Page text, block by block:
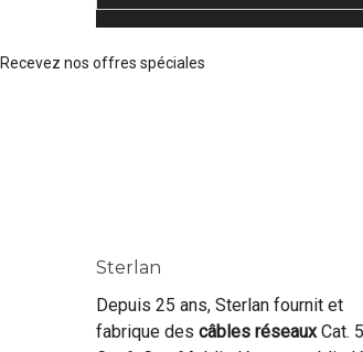
Recevez nos offres spéciales
Sterlan
Depuis 25 ans, Sterlan fournit et
fabrique des câbles réseauxCat.